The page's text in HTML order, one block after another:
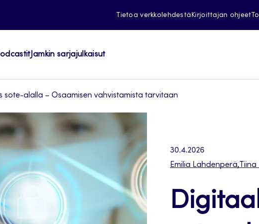
Tietoa verkkolehdestäKirjoittajan ohjeet
Jamkin sarjajulkaisut
sote-alalla – Osaamisen vahvistamista tarvitaan
30.4.2026
Emilia Lahdenperä,